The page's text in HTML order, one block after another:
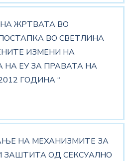
ЖРТВАТА ВО
ВО СВЕТЛИНА
ИЗМЕНИ НА
ЕУ ЗА ПРАВАТА НА
ГОДИНА “
НА МЕХАНИЗМИТЕ ЗА
ЗАШТИТА ОД СЕКСУАЛНО